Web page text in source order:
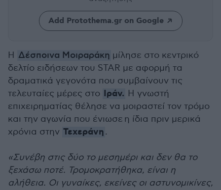
Add Protothema.gr on Google
H Δέσποινα Μοιραράκη μίλησε στο κεντρικό
δελτίο ειδήσεων του STAR με αφορμή τα
δραματικά γεγονότα που συμβαίνουν τις
τελευταίες μέρες στο Ιράν. Η γνωστή
επιχειρηματίας θέλησε να μοιραστεί τον τρόμο
και την αγωνία που ένιωσε η ίδια πριν μερικά
χρόνια στην Τεχεράνη.
«Συνέβη στις δύο το μεσημέρι και δεν θα το
ξεχάσω ποτέ. Τρομοκρατήθηκα, είναι η
αλήθεια. Οι γυναίκες, εκείνες οι αστυνομικίνες,